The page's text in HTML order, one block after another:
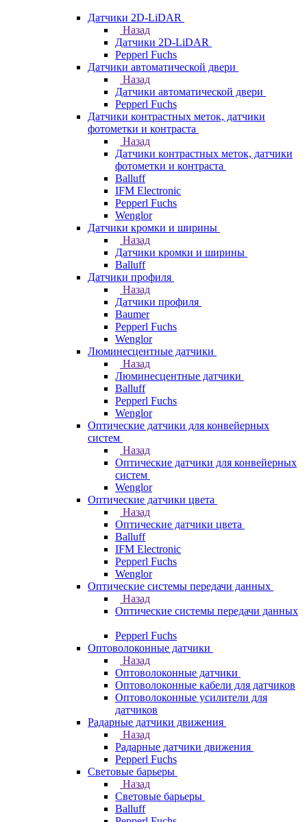
Датчики 2D-LiDAR
Назад
Датчики 2D-LiDAR
Pepperl Fuchs
Датчики автоматической двери
Назад
Датчики автоматической двери
Pepperl Fuchs
Датчики контрастных меток, датчики
фотометки и контраста
Назад
Датчики контрастных меток, датчики
фотометки и контраста
Balluff
IFM Electronic
Pepperl Fuchs
Wenglor
Датчики кромки и ширины
Назад
Датчики кромки и ширины
Balluff
Датчики профиля
Назад
Датчики профиля
Baumer
Pepperl Fuchs
Wenglor
Люминесцентные датчики
Назад
Люминесцентные датчики
Balluff
Pepperl Fuchs
Wenglor
Оптические датчики для конвейерных
систем
Назад
Оптические датчики для конвейерных
систем
Wenglor
Оптические датчики цвета
Назад
Оптические датчики цвета
Balluff
IFM Electronic
Pepperl Fuchs
Wenglor
Оптические системы передачи данных
Назад
Оптические системы передачи данных
Pepperl Fuchs
Оптоволоконные датчики
Назад
Оптоволоконные датчики
Оптоволоконные кабели для датчиков
Оптоволоконные усилители для
датчиков
Радарные датчики движения
Назад
Радарные датчики движения
Pepperl Fuchs
Световые барьеры
Назад
Световые барьеры
Balluff